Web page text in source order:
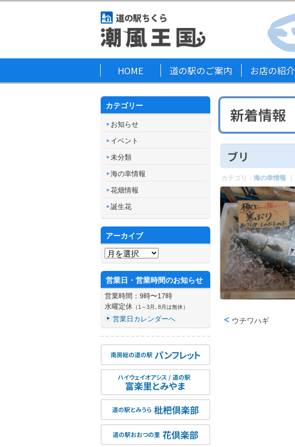
HOME 道の駅のご案内 お店の紹介
新着情報
ブリ
カテゴリ： 海の幸情報
ウチワハギ
カテゴリー
お知らせ
イベント
未分類
海の幸情報
花畑情報
誕生花
アーカイブ
アーカイブ
営業日・営業時間のお知らせ
営業時間：9時〜17時
水曜定休 （1～3月､8月は無休）
営業日カレンダーへ
南房総の道の駅 パンフレット
ハイウェイオアシス / 道の駅
富楽里とみやま
道の駅とみうら 枇杷倶楽部
道の駅おおつの里 花倶楽部